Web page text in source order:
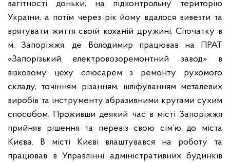
вагітності доньки, на підконтрольну територію
України, а потім через рік йому вдалося вивезти та
врятувати життя своїй коханій дружині. Спочатку в
м. Запоріжжя, де Володимир працював на ПРАТ
«Запорізький електровозоремонтний завод» в
візковому цеху слюсарем з ремонту рухомого
складу, точінням різанням, шліфуванням металевих
виробів та інструменту абразивними кругами сухим
способом. Проживши деякий час в місті Запоріжжя
прийняв рішення та перевіз свою сім’ю до міста
Києва. В місті Києві влаштувався на роботу та
працював в Управлінні адміністративних будинків